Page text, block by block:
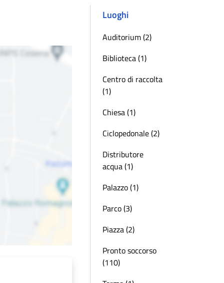
Luoghi
Auditorium (2)
Biblioteca (1)
Centro di raccolta
(1)
Chiesa (1)
Ciclopedonale (2)
Distributore
acqua (1)
Palazzo (1)
Parco (3)
Piazza (2)
Pronto soccorso
(110)